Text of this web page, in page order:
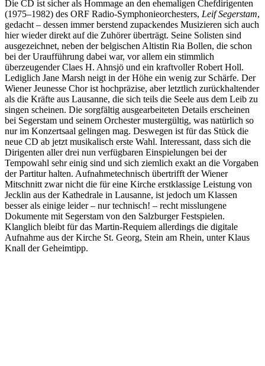
Die CD ist sicher als Hommage an den ehemaligen Chefdirigenten
(1975–1982) des ORF Radio-Symphonieorchesters, Leif Segerstam,
gedacht – dessen immer berstend zupackendes Musizieren sich auch
hier wieder direkt auf die Zuhörer überträgt. Seine Solisten sind
ausgezeichnet, neben der belgischen Altistin Ria Bollen, die schon
bei der Uraufführung dabei war, vor allem ein stimmlich
überzeugender Claes H. Ahnsjö und ein kraftvoller Robert Holl.
Lediglich Jane Marsh neigt in der Höhe ein wenig zur Schärfe. Der
Wiener Jeunesse Chor ist hochpräzise, aber letztlich zurückhaltender
als die Kräfte aus Lausanne, die sich teils die Seele aus dem Leib zu
singen scheinen. Die sorgfältig ausgearbeiteten Details erscheinen
bei Segerstam und seinem Orchester mustergültig, was natürlich so
nur im Konzertsaal gelingen mag. Deswegen ist für das Stück die
neue CD ab jetzt musikalisch erste Wahl. Interessant, dass sich die
Dirigenten aller drei nun verfügbaren Einspielungen bei der
Tempowahl sehr einig sind und sich ziemlich exakt an die Vorgaben
der Partitur halten. Aufnahmetechnisch übertrifft der Wiener
Mitschnitt zwar nicht die für eine Kirche erstklassige Leistung von
Jecklin aus der Kathedrale in Lausanne, ist jedoch um Klassen
besser als einige leider – nur technisch! – recht misslungene
Dokumente mit Segerstam von den Salzburger Festspielen.
Klanglich bleibt für das Martin-Requiem allerdings die digitale
Aufnahme aus der Kirche St. Georg, Stein am Rhein, unter Klaus
Knall der Geheimtipp.